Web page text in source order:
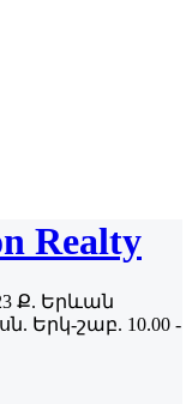
Ք. Երևան
Երկ-շաբ. 10.00 -